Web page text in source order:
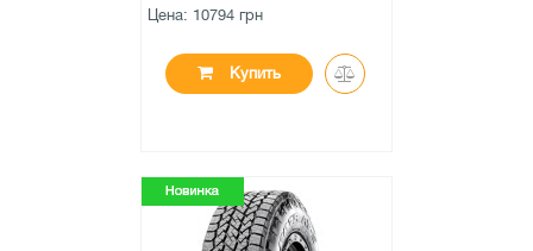
Цена: 10794 грн
Купить
●в наличии